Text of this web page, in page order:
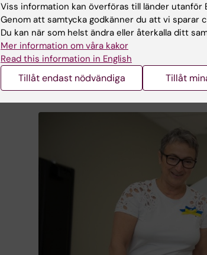
Utbudet av cancerterapier växer
förväg veta vilket läkemedel som
fallet.Rimma Axelsson
vilken patient som kan dra nytta av
berättar om
rätt cancerläkemedel
Viss information kan överföras till länder utanför
Genom att samtycka godkänner du att vi sparar
Du kan när som helst ändra eller återkalla ditt
Mer information om våra kakor
Read this information in English
Tillåt endast nödvändiga Tillåt